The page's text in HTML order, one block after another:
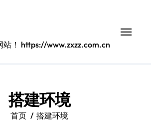
站！ https://www.zxzz.com.cn
搭建环境
首页 搭建环境